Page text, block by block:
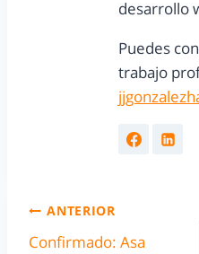
desarrollo
Puedes
trabajo
ANTERIOR
Confirmado: Asa